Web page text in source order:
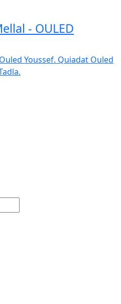
- OULED
Youssef. Quiadat Ouled